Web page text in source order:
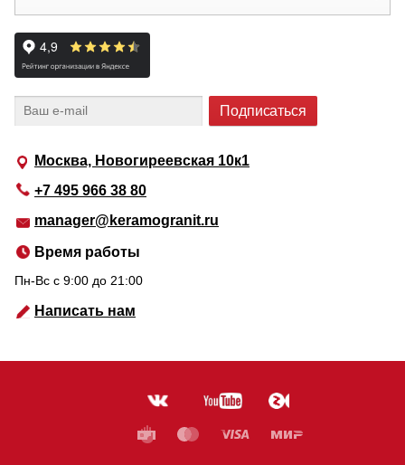
Москва, Новогиреевская 10к1
+7 495 966 38 80
manager@keramogranit.ru
Время работы
Пн-Вс c 9:00 до 21:00
Написать нам